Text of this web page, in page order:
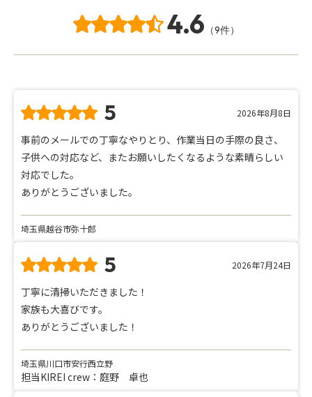
4.6 （9件）
5 2026年8月8日
事前のメールでの丁寧なやりとり、作業当日の手際の良さ、
子供への対応など、またお願いしたくなるような素晴らしい
対応でした。
ありがとうございました。
埼玉県越谷市弥十郎
5 2026年7月24日
丁寧に清掃いただきました！
家族も大喜びです。
ありがとうございました！
埼玉県川口市安行西立野
担当KIREI crew：庭野 卓也